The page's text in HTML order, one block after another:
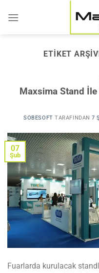
atla
ETIKET
Maxsima Stand İle
SOBESOFT TARAFINDAN 7
07
Şub
Fuarlarda kurulacak